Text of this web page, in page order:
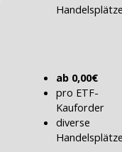
ab 0,00€
pro ETF-
Kauforder
diverse